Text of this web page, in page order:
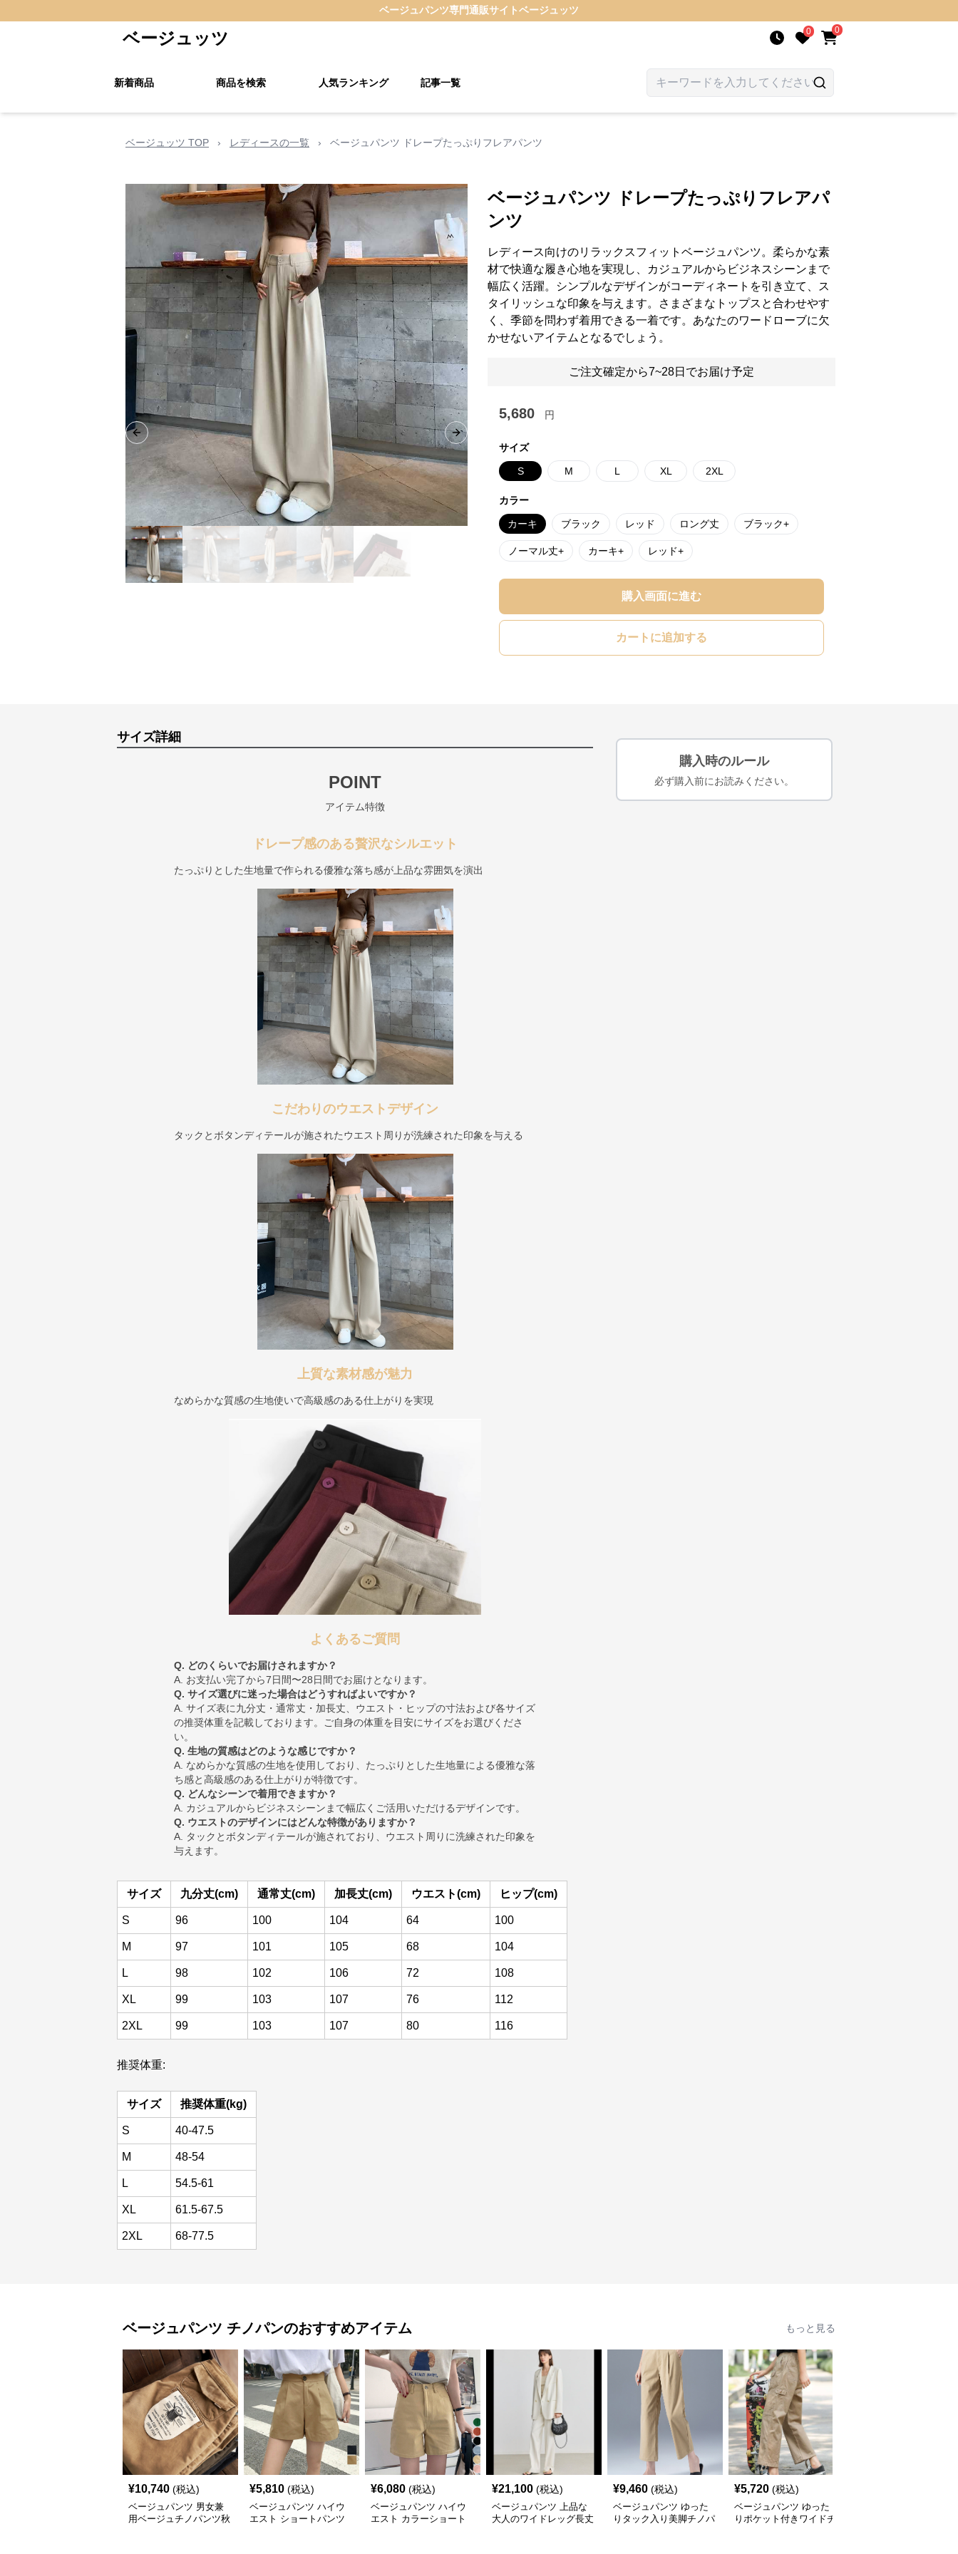
ベージュパンツ専門通販サイトベージュッツ
ベージュッツ 0 0
新着商品 商品を検索 人気ランキング 記事一覧
ベージュッツ TOP › レディースの一覧 › ベージュパンツ ドレープたっぷりフレアパンツ
Previous slide Next slide
ベージュパンツ ドレープたっぷりフレアパ
ンツ
レディース向けのリラックスフィットベージュパンツ。柔らかな素
材で快適な履き心地を実現し、カジュアルからビジネスシーンまで
幅広く活躍。シンプルなデザインがコーディネートを引き立て、ス
タイリッシュな印象を与えます。さまざまなトップスと合わせやす
く、季節を問わず着用できる一着です。あなたのワードローブに欠
かせないアイテムとなるでしょう。
ご注文確定から7~28日でお届け予定
5,680 円
サイズ
S M L XL 2XL
カラー
カーキ ブラック レッド ロング丈 ブラック+
ノーマル丈+ カーキ+ レッド+
購入画面に進む
カートに追加する
サイズ詳細
POINT
アイテム特徴
ドレープ感のある贅沢なシルエット
たっぷりとした生地量で作られる優雅な落ち感が上品な雰囲気を演出
こだわりのウエストデザイン
タックとボタンディテールが施されたウエスト周りが洗練された印象を与える
上質な素材感が魅力
なめらかな質感の生地使いで高級感のある仕上がりを実現
よくあるご質問
Q. どのくらいでお届けされますか？
A. お支払い完了から7日間〜28日間でお届けとなります。
Q. サイズ選びに迷った場合はどうすればよいですか？
A. サイズ表に九分丈・通常丈・加長丈、ウエスト・ヒップの寸法および各サイズ
の推奨体重を記載しております。ご自身の体重を目安にサイズをお選びくださ
い。
Q. 生地の質感はどのような感じですか？
A. なめらかな質感の生地を使用しており、たっぷりとした生地量による優雅な落
ち感と高級感のある仕上がりが特徴です。
Q. どんなシーンで着用できますか？
A. カジュアルからビジネスシーンまで幅広くご活用いただけるデザインです。
Q. ウエストのデザインにはどんな特徴がありますか？
A. タックとボタンディテールが施されており、ウエスト周りに洗練された印象を
与えます。
サイズ 九分丈(cm) 通常丈(cm) 加長丈(cm) ウエスト(cm) ヒップ(cm)
S 96 100 104 64 100
M 97 101 105 68 104
L 98 102 106 72 108
XL 99 103 107 76 112
2XL 99 103 107 80 116
推奨体重:
サイズ 推奨体重(kg)
S 40-47.5
M 48-54
L 54.5-61
XL 61.5-67.5
2XL 68-77.5
購入時のルール
必ず購入前にお読みください。
ベージュパンツ チノパンのおすすめアイテム もっと見る
¥10,740 (税込)
ベージュパンツ 男女兼
用ベージュチノパンツ秋
¥5,810 (税込)
ベージュパンツ ハイウ
エスト ショートパンツ
¥6,080 (税込)
ベージュパンツ ハイウ
エスト カラーショート
¥21,100 (税込)
ベージュパンツ 上品な
大人のワイドレッグ長丈
¥9,460 (税込)
ベージュパンツ ゆった
りタック入り美脚チノパ
¥5,720 (税込)
ベージュパンツ ゆった
りポケット付きワイドチ